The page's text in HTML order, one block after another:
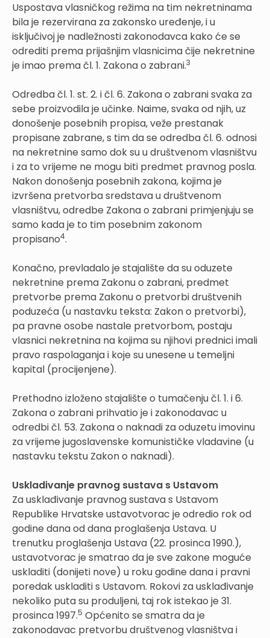
Uspostava vlasničkog režima na tim nekretninama
bila je rezervirana za zakonsko uređenje, i u
isključivoj je nadležnosti zakonodavca kako će se
odrediti prema prijašnjim vlasnicima čije nekretnine
je imao prema čl. 1. Zakona o zabrani.3
Odredba čl. 1. st. 2. i čl. 6. Zakona o zabrani svaka za
sebe proizvodila je učinke. Naime, svaka od njih, uz
donošenje posebnih propisa, veže prestanak
propisane zabrane, s tim da se odredba čl. 6. odnosi
na nekretnine samo dok su u društvenom vlasništvu
i za to vrijeme ne mogu biti predmet pravnog posla.
Nakon donošenja posebnih zakona, kojima je
izvršena pretvorba sredstava u društvenom
vlasništvu, odredbe Zakona o zabrani primjenjuju se
samo kada je to tim posebnim zakonom
propisano4.
Konačno, prevladalo je stajalište da su oduzete
nekretnine prema Zakonu o zabrani, predmet
pretvorbe prema Zakonu o pretvorbi društvenih
poduzeća (u nastavku teksta: Zakon o pretvorbi),
pa pravne osobe nastale pretvorbom, postaju
vlasnici nekretnina na kojima su njihovi prednici imali
pravo raspolaganja i koje su unesene u temeljni
kapital (procijenjene).
Prethodno izloženo stajalište o tumačenju čl. 1. i 6.
Zakona o zabrani prihvatio je i zakonodavac u
odredbi čl. 53. Zakona o naknadi za oduzetu imovinu
za vrijeme jugoslavenske komunističke vladavine (u
nastavku tekstu Zakon o naknadi).
Uskladivanje pravnog sustava s Ustavom
Za usklađivanje pravnog sustava s Ustavom
Republike Hrvatske ustavotvorac je odredio rok od
godine dana od dana proglašenja Ustava. U
trenutku proglašenja Ustava (22. prosinca 1990.),
ustavotvorac je smatrao da je sve zakone moguće
uskladiti (donijeti nove) u roku godine dana i pravni
poredak uskladiti s Ustavom. Rokovi za usklađivanje
nekoliko puta su produljeni, taj rok istekao je 31.
prosinca 1997.5 Općenito se smatra da je
zakonodavac pretvorbu društvenog vlasništva i